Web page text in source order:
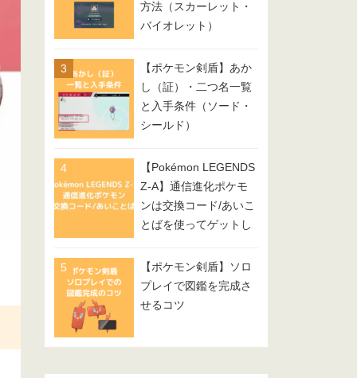
方法（スカーレット・
バイオレット）
【ポケモン剣盾】あか
し（証）・二つ名一覧
と入手条件（ソード・
シールド）
【Pokémon LEGENDS
Z-A】通信進化ポケモ
ンは交換コード/あいこ
とばを使ってゲットし
【ポケモン剣盾】ソロ
プレイで図鑑を完成さ
せるコツ